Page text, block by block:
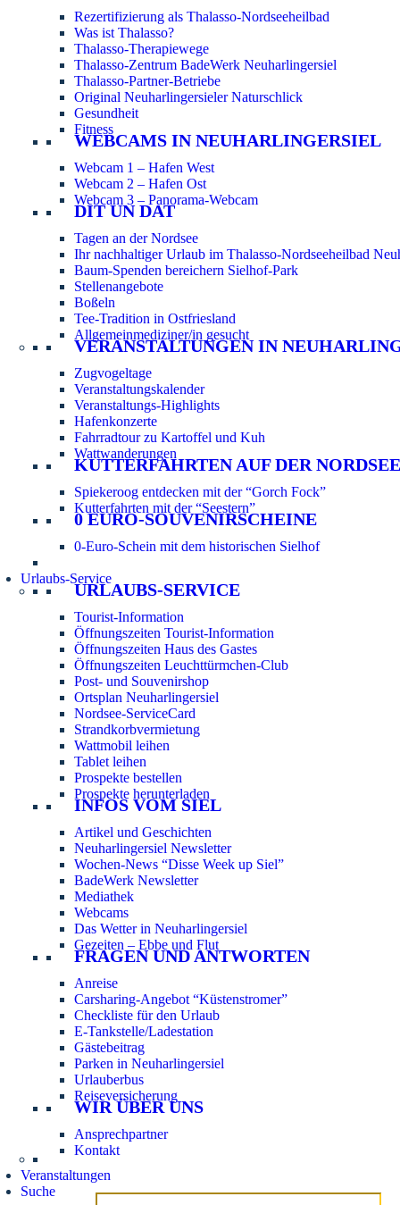
Rezertifizierung als Thalasso-Nordseeheilbad
Was ist Thalasso?
Thalasso-Therapiewege
Thalasso-Zentrum BadeWerk Neuharlingersiel
Thalasso-Partner-Betriebe
Original Neuharlingersieler Naturschlick
Gesundheit
Fitness
WEBCAMS IN NEUHARLINGERSIEL
Webcam 1 – Hafen West
Webcam 2 – Hafen Ost
Webcam 3 – Panorama-Webcam
DIT UN DAT
Tagen an der Nordsee
Ihr nachhaltiger Urlaub im Thalasso-Nordseeheilbad
Baum-Spenden bereichern Sielhof-Park
Stellenangebote
Boßeln
Tee-Tradition in Ostfriesland
Allgemeinmediziner/in gesucht
VERANSTALTUNGEN IN
Zugvogeltage
Veranstaltungskalender
Veranstaltungs-Highlights
Hafenkonzerte
Fahrradtour zu Kartoffel und Kuh
Wattwanderungen
KUTTERFAHRTEN AUF DER NORDSEE
Spiekeroog entdecken mit der “Gorch Fock”
Kutterfahrten mit der “Seestern”
0 EURO-SOUVENIRSCHEINE
0-Euro-Schein mit dem historischen Sielhof
Urlaubs-Service
URLAUBS-SERVICE
Tourist-Information
Öffnungszeiten Tourist-Information
Öffnungszeiten Haus des Gastes
Öffnungszeiten Leuchttürmchen-Club
Post- und Souvenirshop
Ortsplan Neuharlingersiel
Nordsee-ServiceCard
Strandkorbvermietung
Wattmobil leihen
Tablet leihen
Prospekte bestellen
Prospekte herunterladen
INFOS VOM SIEL
Artikel und Geschichten
Neuharlingersiel Newsletter
Wochen-News “Disse Week up Siel”
BadeWerk Newsletter
Mediathek
Webcams
Das Wetter in Neuharlingersiel
Gezeiten – Ebbe und Flut
FRAGEN UND ANTWORTEN
Anreise
Carsharing-Angebot “Küstenstromer”
Checkliste für den Urlaub
E-Tankstelle/Ladestation
Gästebeitrag
Parken in Neuharlingersiel
Urlauberbus
Reiseversicherung
WIR ÜBER UNS
Ansprechpartner
Kontakt
Veranstaltungen
Suche